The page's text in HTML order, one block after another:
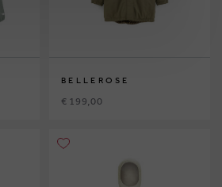
BELLEROSE
€ 199,00